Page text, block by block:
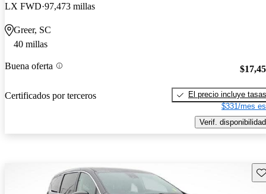
LX FWD 97,473 millas
Greer, SC
40 millas
Buena oferta
Certificados por terceros
El precio incluye tasas
$331/mes
Verif. disponibilidad